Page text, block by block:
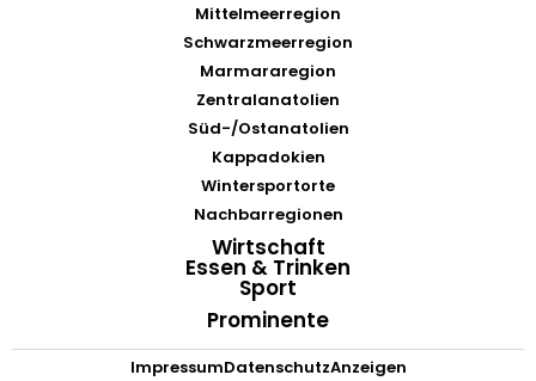
Mittelmeerregion
Schwarzmeerregion
Marmararegion
Zentralanatolien
Süd-/Ostanatolien
Kappadokien
Wintersportorte
Nachbarregionen
Wirtschaft
Essen & Trinken
Sport
Prominente
ImpressumDatenschutzAnzeigen